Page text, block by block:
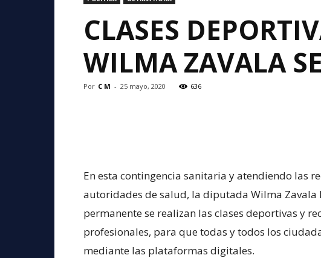
CLASES
WILMA ZAVALA
Por C M - 25 mayo, 2020 636
En esta contingencia sanitaria y atendiendo las
autoridades de salud, la diputada Wilma Zavala
permanente se realizan las clases deportivas y
profesionales, para que todas y todos los
mediante las plataformas digitales.